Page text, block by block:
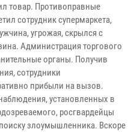
товар. Противоправные
сотрудник супермаркета,
угрожая, скрылся с
Администрация торгового
органы. Получив
сотрудники
прибыли на вызов.
установленных в
росгвардейцы
злоумышленника. Вскоре